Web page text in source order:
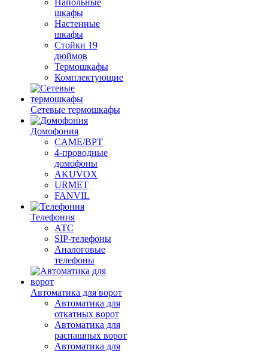
Напольные
шкафы
Настенные
шкафы
Стойки 19
дюймов
Термошкафы
Комплектующие
Сетевые термошкафы
Домофония
CAME/BPT
4-проводные
домофоны
AKUVOX
URMET
FANVIL
Телефония
АТС
SIP-телефоны
Аналоговые
телефоны
Автоматика для ворот
Автоматика для
откатных ворот
Автоматика для
распашных ворот
Автоматика для